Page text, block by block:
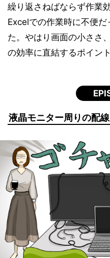
繰り返さねばならず作業
Excelでの作業時に不便
た。やはり画面の小ささ
の効率に直結するポイン
液晶モニター周りの配